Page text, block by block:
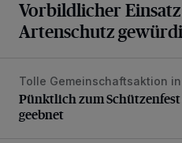
Vorbildlicher
Artenschutz
Pünktlich zum
Tolle Gemeinschaftsaktion
Pünktlich zum
geebnet